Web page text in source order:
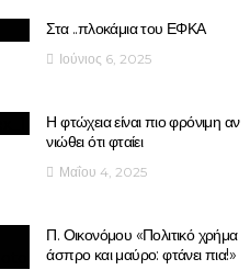
Στα ..πλοκάμια του ΕΦΚΑ
Ιούνιος 6, 2025
Η φτώχεια είναι πιο φρόνιμη αν
νιώθει ότι φταίει
Μαΐου 4, 2025
Π. Οικονόμου «Πολιτικό χρήμα
άσπρο και μαύρο: φτάνει πια!»